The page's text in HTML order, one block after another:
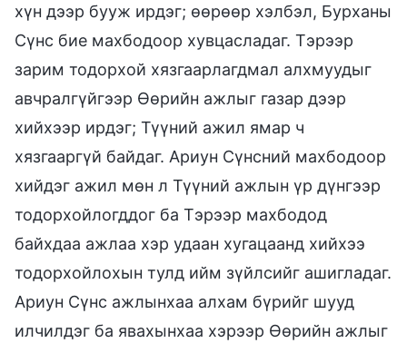
хүн дээр бууж ирдэг; өөрөөр хэлбэл, Бурханы
Сүнс бие махбодоор хувцасладаг. Тэрээр
зарим тодорхой хязгаарлагдмал алхмуудыг
авчралгүйгээр Өөрийн ажлыг газар дээр
хийхээр ирдэг; Түүний ажил ямар ч
хязгааргүй байдаг. Ариун Сүнсний махбодоор
хийдэг ажил мөн л Түүний ажлын үр дүнгээр
тодорхойлогддог ба Тэрээр махбодод
байхдаа ажлаа хэр удаан хугацаанд хийхээ
тодорхойлохын тулд ийм зүйлсийг ашигладаг.
Ариун Сүнс ажлынхаа алхам бүрийг шууд
илчилдэг ба явахынхаа хэрээр Өөрийн ажлыг